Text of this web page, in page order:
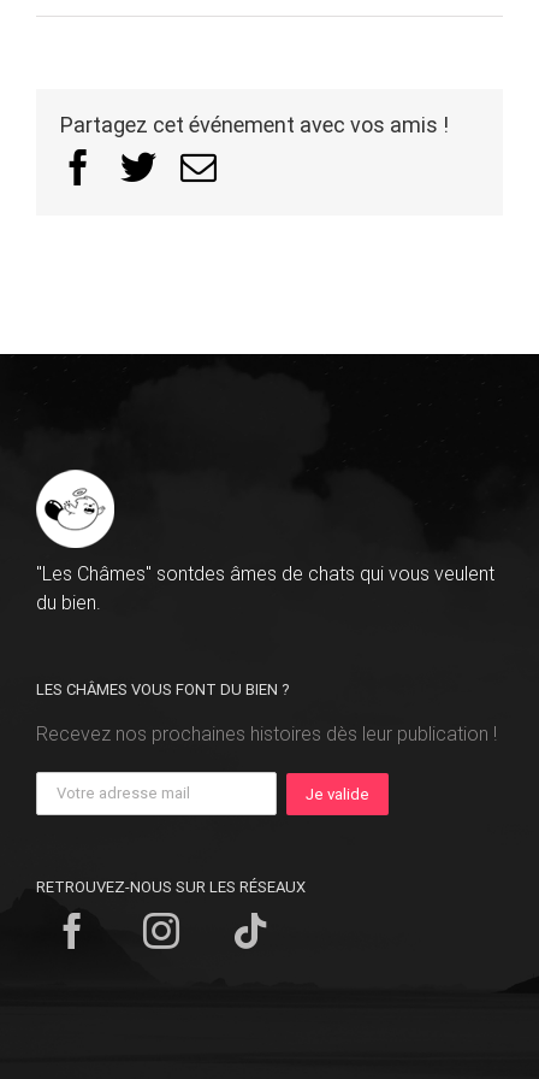
Partagez cet événement avec vos amis !
Facebook
TwitterEmail
"Les Châmes" sontdes âmes de chats qui vous veulent
du bien.
LES CHÂMES VOUS FONT DU BIEN ?
Recevez nos prochaines histoires dès leur publication !
RETROUVEZ-NOUS SUR LES RÉSEAUX